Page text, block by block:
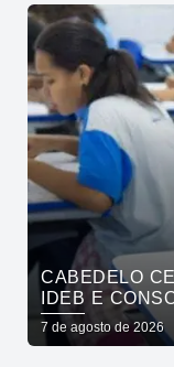
CABEDELO
IDEB E
7 de agosto de 2026